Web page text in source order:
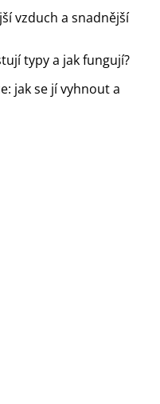
vzduch a snadnější
typy a jak fungují?
jak se jí vyhnout a